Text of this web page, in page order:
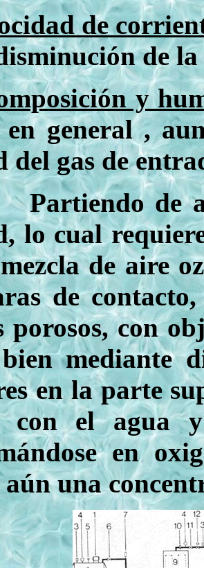
de
de
y
en general ,
del gas de
de aire,
lo cual
de aire
de
porosos, con
mediante
en la parte
con el agua
en
aún una